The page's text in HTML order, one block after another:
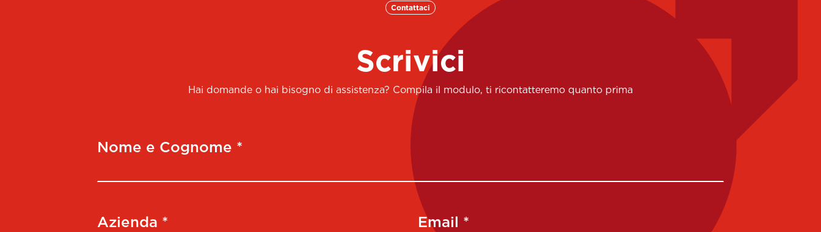
Contattaci
Scrivici
Hai domande o hai bisogno di assistenza? Compila il modulo, ti ricontatteremo quanto prima
Nome e Cognome *
Azienda * Email *